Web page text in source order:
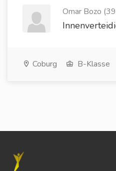
Omar Bozo (39
Coburg B-Klasse